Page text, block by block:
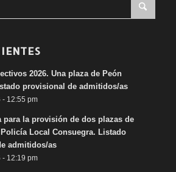
2026. Una plaza de Peón
provisional de admitidos/as
- 12:55 pm
para la provisión de dos plazas de
Local Consuegra. Listado
admitidos/as
- 12:19 pm